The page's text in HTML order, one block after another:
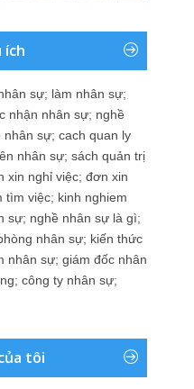
ích
sự; làm nhân sự;
nhận nhân sự; nghề
nhân sự; cach quan ly
nhân sự; sách quản trị
xin nghỉ việc; đơn xin
tìm việc; kinh nghiem
sự; nghề nhân sự là gì;
nhân sự; kiến thức
nhân sự; giám đốc nhân
; công ty nhân sự;
tôi